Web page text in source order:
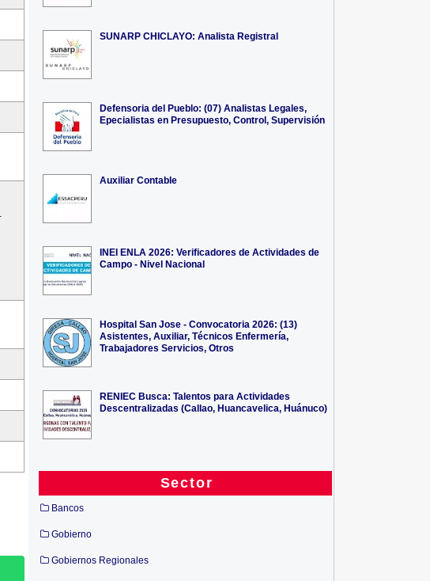
SUNARP CHICLAYO: Analista Registral
Defensoria del Pueblo: (07) Analistas Legales,
Epecialistas en Presupuesto, Control, Supervisión
Auxiliar Contable
INEI ENLA 2026: Verificadores de Actividades de
Campo - Nivel Nacional
Hospital San Jose - Convocatoria 2026: (13)
Asistentes, Auxiliar, Técnicos Enfermería,
Trabajadores Servicios, Otros
RENIEC Busca: Talentos para Actividades
Descentralizadas (Callao, Huancavelica, Huánuco)
Sector
Bancos
Gobierno
Gobiernos Regionales